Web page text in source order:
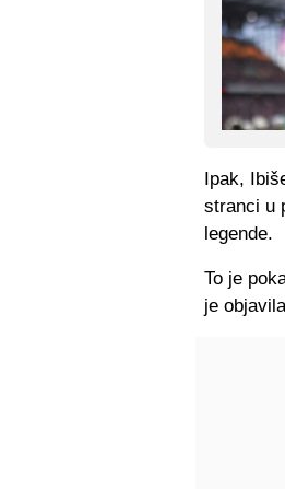
Ipak,
stranci u
legende.
To je
je